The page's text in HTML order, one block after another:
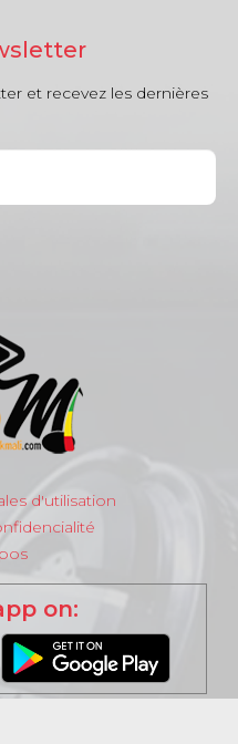
et recevez les dernières
d'utilisation
on: